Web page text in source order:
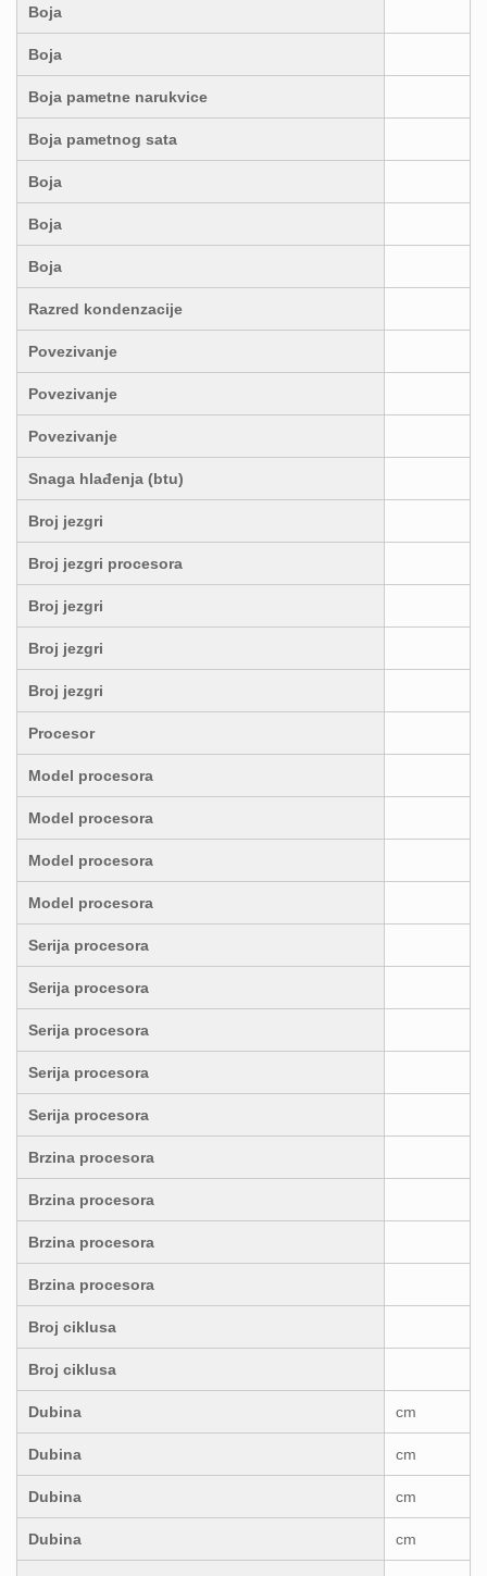
Boja
Boja
Boja pametne narukvice
Boja pametnog sata
Boja
Boja
Boja
Razred kondenzacije
Povezivanje
Povezivanje
Povezivanje
Snaga hlađenja (btu)
Broj jezgri
Broj jezgri procesora
Broj jezgri
Broj jezgri
Broj jezgri
Procesor
Model procesora
Model procesora
Model procesora
Model procesora
Serija procesora
Serija procesora
Serija procesora
Serija procesora
Serija procesora
Brzina procesora
Brzina procesora
Brzina procesora
Brzina procesora
Broj ciklusa
Broj ciklusa
Dubina cm
Dubina cm
Dubina cm
Dubina cm